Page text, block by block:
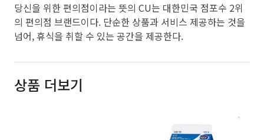
당신을 위한 편의점이라는 뜻의 CU는 대한민국 점포수 2위
의 편의점 브랜드이다. 단순한 상품과 서비스 제공하는 것을
넘어, 휴식을 취할 수 있는 공간을 제공한다.
상품 더보기